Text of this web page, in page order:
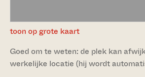
toon op grote kaart
Goed om te weten: de plek kan
werkelijke locatie (hij wordt